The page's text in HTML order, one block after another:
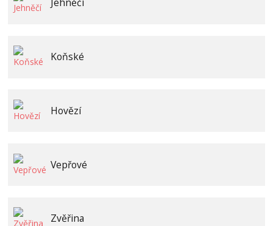
Koňské
Hovězí
Vepřové
Zvěřina